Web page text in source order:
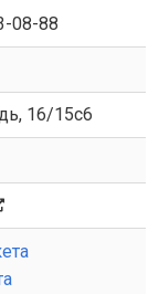
08-88
16/15с6